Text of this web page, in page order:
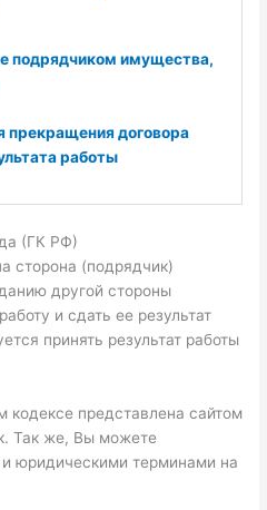
подрядчиком имущества,
прекращения договора
работы
(ГК РФ)
сторона (подрядчик)
другой стороны
и сдать ее результат
принять результат работы
представлена сайтом
Так же, Вы можете
юридическими терминами на